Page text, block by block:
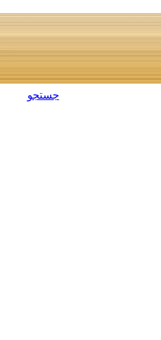
جستجو